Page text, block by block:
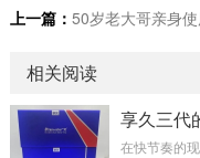
上一篇： 50岁老大哥亲身使用享久3代加强版小蓝瓶
相关阅读
享久三代
在快节奏的